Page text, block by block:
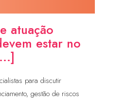
atuação
estar no
para discutir
gestão de riscos